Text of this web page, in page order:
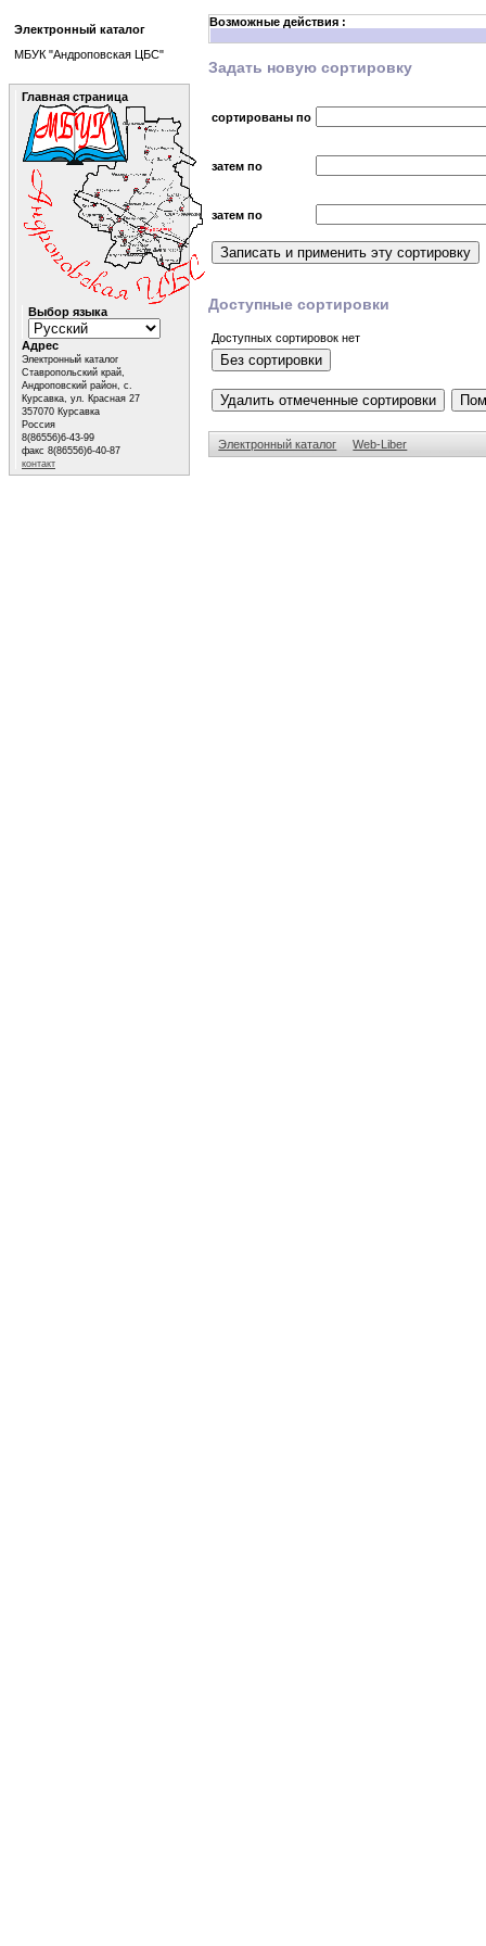
Возможные действия :
Задать новую сортировку
сортированы по
затем по
затем по
Доступные сортировки
Доступных сортировок нет
Электронный каталог Web-Liber
Электронный каталог
МБУК "Андроповская ЦБС"
Главная страница
Выбор языка
Адрес
Электронный каталог
Ставропольский край,
Андроповский район, с.
Курсавка, ул. Красная 27
357070 Курсавка
Россия
8(86556)6-43-99
факс 8(86556)6-40-87
контакт